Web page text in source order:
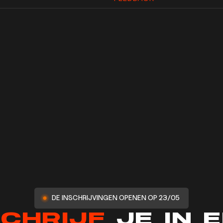
DE INSCHRIJVINGEN OPENEN OP 23/05